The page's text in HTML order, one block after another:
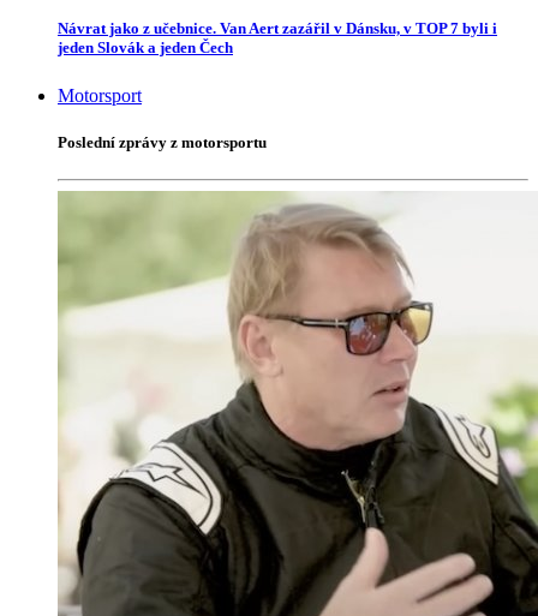
Návrat jako z učebnice. Van Aert zazářil v Dánsku, v TOP 7 byli i
jeden Slovák a jeden Čech
Motorsport
Poslední zprávy z motorsportu